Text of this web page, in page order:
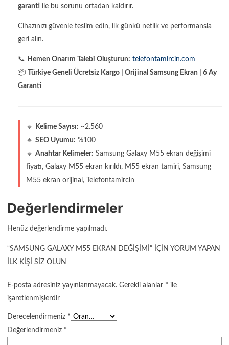
garanti ile bu sorunu ortadan kaldırır.
Cihazınızı güvenle teslim edin, ilk günkü netlik ve performansla
geri alın.
📞 Hemen Onarım Talebi Oluşturun: telefontamircin.com
📦
Türkiye Geneli Ücretsiz Kargo | Orijinal Samsung Ekran | 6 Ay
Garanti
🔸 Kelime Sayısı: ~2.560
🔸 SEO Uyumu: %100
🔸 Anahtar Kelimeler: Samsung Galaxy M55 ekran değişimi
fiyatı, Galaxy M55 ekran kırıldı, M55 ekran tamiri, Samsung
M55 ekran orijinal, Telefontamircin
Değerlendirmeler
Henüz değerlendirme yapılmadı.
“SAMSUNG GALAXY M55 EKRAN DEĞIŞIMI” IÇIN YORUM YAPAN
ILK KIŞI SIZ OLUN
E-posta adresiniz yayınlanmayacak. Gerekli alanlar * ile
işaretlenmişlerdir
Derecelendirmeniz *
Değerlendirmeniz *